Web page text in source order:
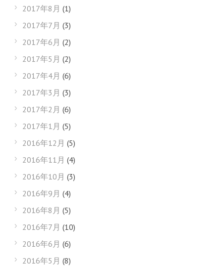
2017年8月 (1)
2017年7月 (3)
2017年6月 (2)
2017年5月 (2)
2017年4月 (6)
2017年3月 (3)
2017年2月 (6)
2017年1月 (5)
2016年12月 (5)
2016年11月 (4)
2016年10月 (3)
2016年9月 (4)
2016年8月 (5)
2016年7月 (10)
2016年6月 (6)
2016年5月 (8)